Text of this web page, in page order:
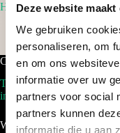
Deze website
We gebruiken
personaliseren, om
en om ons
informatie over uw
partners voor social
partners kunnen
informatie die u aan
Home
Cocktailbar.nl
Tel. 088-2035100
info@cocktailbar.nl
Wij werken landelijk!